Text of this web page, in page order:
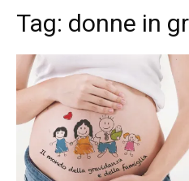
Tag: donne in